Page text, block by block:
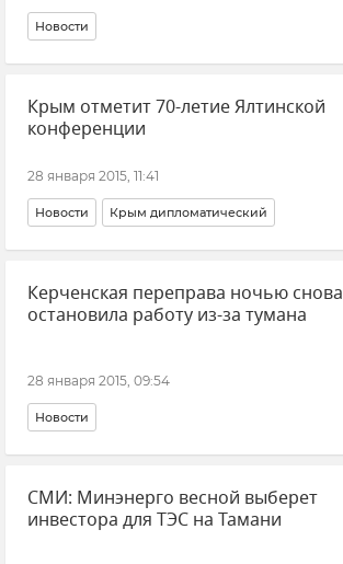
Новости
Крым отметит 70-летие Ялтинской
конференции
28 января 2015, 11:41
Новости Крым дипломатический
Керченская переправа ночью снова
остановила работу из-за тумана
28 января 2015, 09:54
Новости
СМИ: Минэнерго весной выберет
инвестора для ТЭС на Тамани